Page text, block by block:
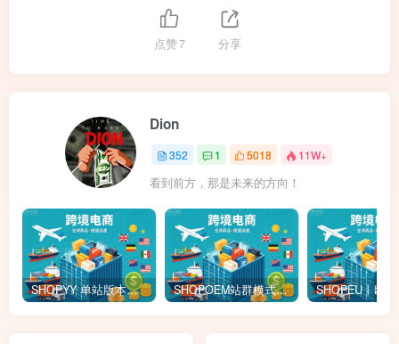
点赞7 分享
Dion
352 1 5018 11W+
看到前方，那是未来的方向！
SHOPYY 单站版本怎么收费？有免佣金额度吗？一年多少钱？ SHOPOEM站群模式怎么收费？不限品不封店独立站站群，送10个企业版网站！建站全免费！开通找站长